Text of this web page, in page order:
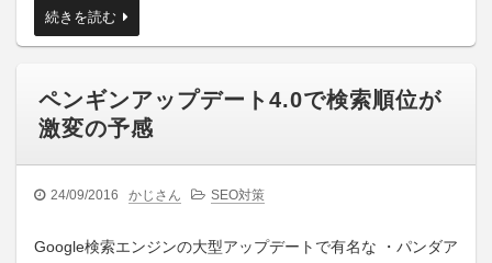
続きを読む
ペンギンアップデート4.0で検索順位が
激変の予感
24/09/2016 かじさん SEO対策
Google検索エンジンの大型アップデートで有名な ・パンダア